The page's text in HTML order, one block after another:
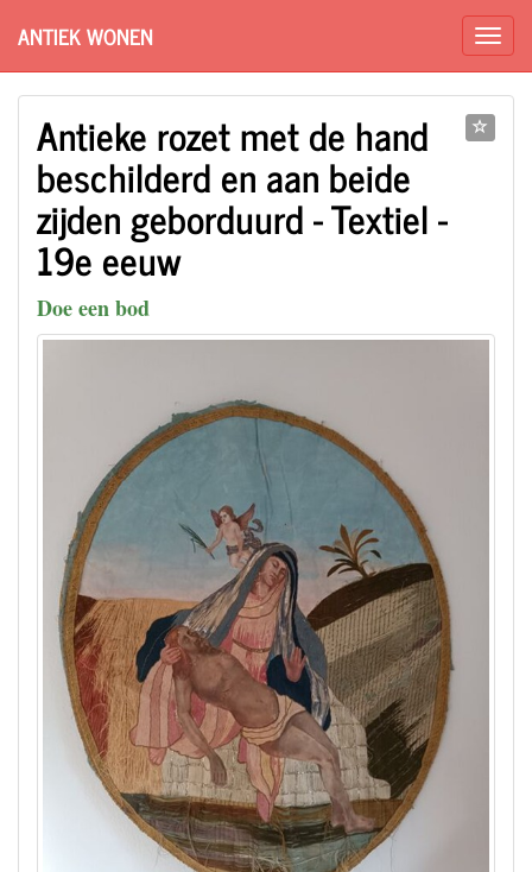
ANTIEK WONEN
Antieke rozet met de hand
beschilderd en aan beide
zijden geborduurd - Textiel -
19e eeuw
Doe een bod